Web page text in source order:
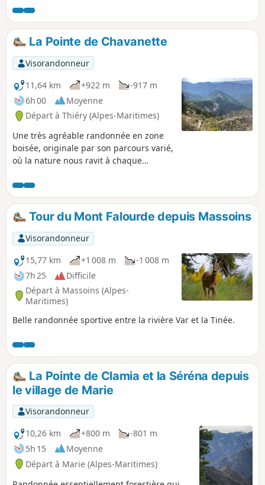
et du Var.
La Pointe de Chavanette
Visorandonneur
11,64 km
+922 m
-917 m
6h 00
Moyenne
Départ à Thiéry (Alpes-Maritimes)
Une très agréable randonnée en zone
boisée, originale par son parcours varié,
où la nature nous ravit à chaque
rocheuse est magnifique et
impressionnant.
Tour du Mont Falourde depuis Massoins
Visorandonneur
15,77 km
+1 008 m
-1 008 m
7h 25
Difficile
Départ à Massoins (Alpes-
Maritimes)
Belle randonnée sportive entre la rivière Var et la Tinée.
La Pointe de Clamia et la Séréna depuis
le village de Marie
Visorandonneur
10,26 km
+800 m
-801 m
5h 15
Moyenne
Départ à Marie (Alpes-Maritimes)